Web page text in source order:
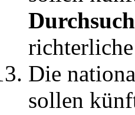
Die
sollen